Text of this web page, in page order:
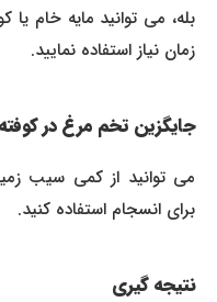
بله، می توانید مایه خام یا
زمان نیاز استفاده نمایید.
جایگزین تخم مرغ در
می توانید از کمی سیب
برای انسجام استفاده کنید.
نتیجه گیری